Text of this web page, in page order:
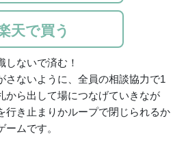
天で買う
しないで済む！
さないように、全員の相談協力で1
から出して場につなげていきなが
行き止まりかループで閉じられるか
ムです。